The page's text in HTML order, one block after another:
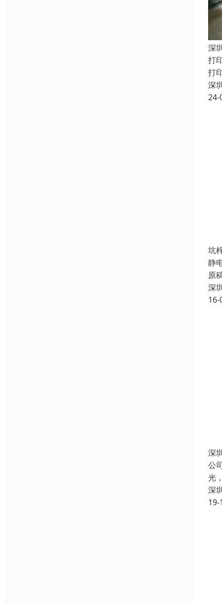
深
打
打
深
24-
坑
静
原
深
16-
深
公
光
深
19-